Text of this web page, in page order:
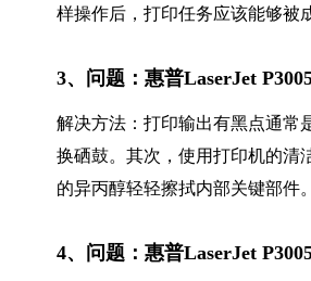
样操作后，打印任务应该能够被
3、问题：惠普LaserJet
解决方法：打印输出有黑点通常
换硒鼓。其次，使用打印机的清
的异丙醇轻轻擦拭内部关键部件
4、问题：惠普LaserJet